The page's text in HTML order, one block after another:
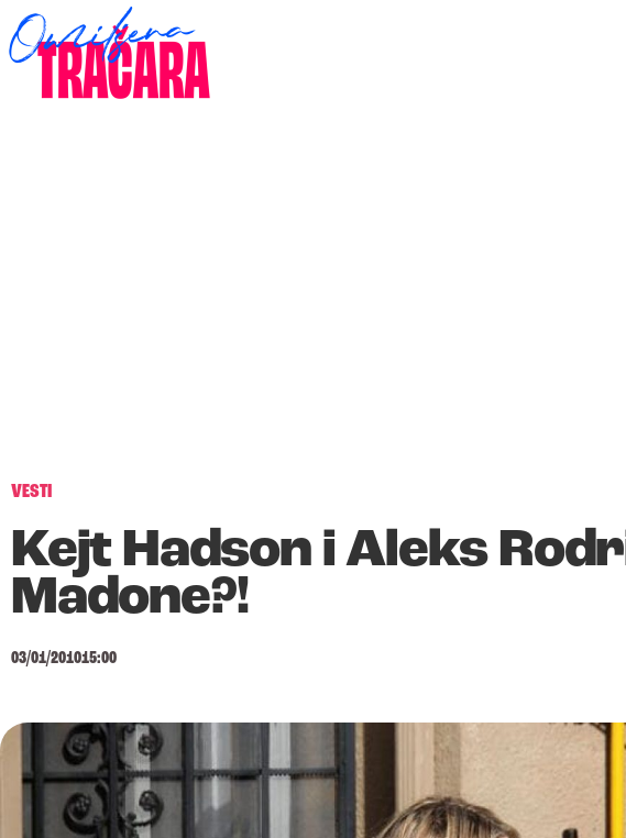
VESTI
Kejt Hadson i Aleks
Madone?!
03/01/201015:00